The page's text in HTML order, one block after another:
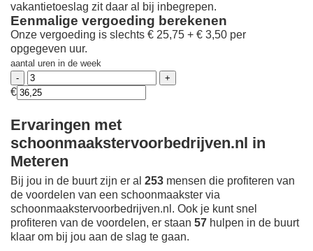
vakantietoeslag zit daar al bij inbegrepen.
Eenmalige vergoeding berekenen
Onze vergoeding is slechts € 25,75 + € 3,50 per
opgegeven uur.
aantal uren in de week
€
Ervaringen met
schoonmaakstervoorbedrijven.nl in
Meteren
Bij jou in de buurt zijn er al 253 mensen die profiteren van
de voordelen van een schoonmaakster via
schoonmaakstervoorbedrijven.nl. Ook je kunt snel
profiteren van de voordelen, er staan 57 hulpen in de buurt
klaar om bij jou aan de slag te gaan.